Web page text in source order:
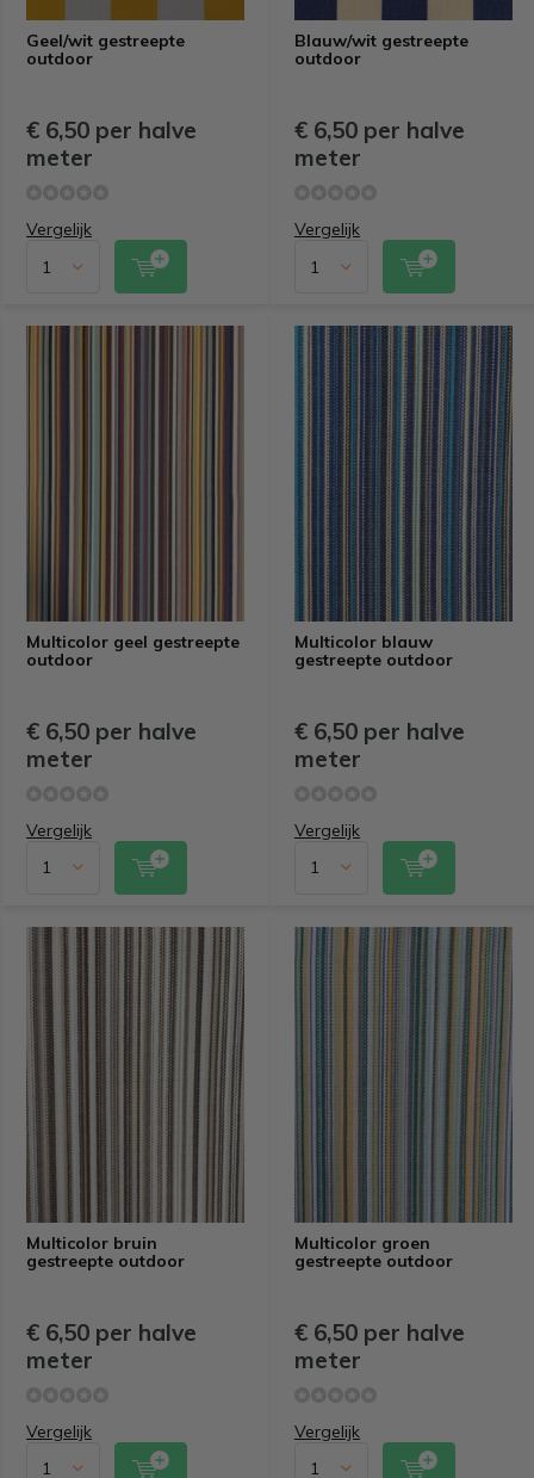
Geel/wit gestreepte
outdoor
€ 6,50 per halve
meter
Vergelijk
Blauw/wit gestreepte
outdoor
€ 6,50 per halve
meter
Vergelijk
Multicolor geel gestreepte
outdoor
€ 6,50 per halve
meter
Vergelijk
Multicolor blauw
gestreepte outdoor
€ 6,50 per halve
meter
Vergelijk
Multicolor bruin
gestreepte outdoor
€ 6,50 per halve
meter
Vergelijk
Multicolor groen
gestreepte outdoor
€ 6,50 per halve
meter
Vergelijk